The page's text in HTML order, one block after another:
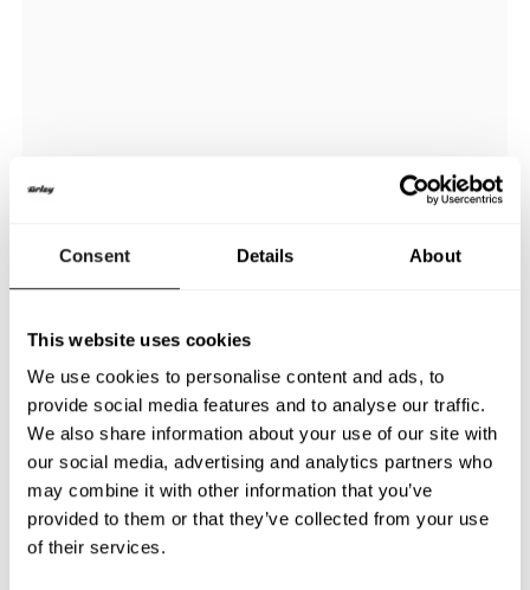
Consent Details About
This website uses cookies
We use cookies to personalise content and ads, to
provide social media features and to analyse our traffic.
We also share information about your use of our site with
our social media, advertising and analytics partners who
may combine it with other information that you’ve
provided to them or that they’ve collected from your use
of their services.